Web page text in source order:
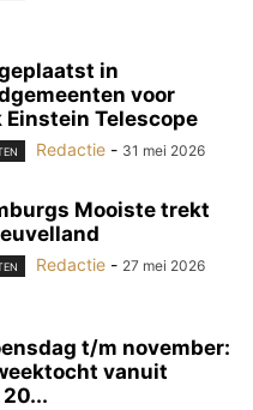
in
voor
Einstein Telescope
Redactie - 31 mei 2026
Mooiste trekt
Redactie - 27 mei 2026
t/m november:
vanuit